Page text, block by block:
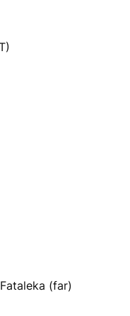
(far)